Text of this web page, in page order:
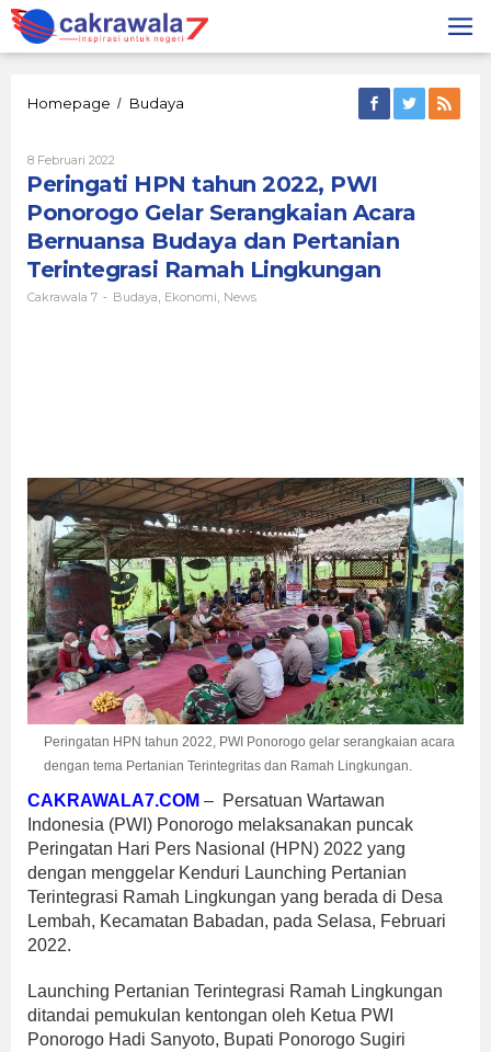
Lewati
ke
konten
Homepage / Budaya
PWI
Gelar
Serangkaian
Bernuansa
Budaya
8 Februari 2022
Cakrawala
7
Peringati HPN tahun 2022, PWI
Ponorogo Gelar Serangkaian Acara
Bernuansa Budaya dan Pertanian
Terintegrasi Ramah Lingkungan
Cakrawala 7 - Budaya Ekonomi News
Peringatan HPN tahun 2022, PWI Ponorogo gelar serangkaian acara
dengan tema Pertanian Terintegritas dan Ramah Lingkungan.
CAKRAWALA7.COM – Persatuan Wartawan
Indonesia (PWI) Ponorogo melaksanakan puncak
Peringatan Hari Pers Nasional (HPN) 2022 yang
dengan menggelar Kenduri Launching Pertanian
Terintegrasi Ramah Lingkungan yang berada di Desa
Lembah, Kecamatan Babadan, pada Selasa, Februari
2022.
Launching Pertanian Terintegrasi Ramah Lingkungan
ditandai pemukulan kentongan oleh Ketua PWI
Ponorogo Hadi Sanyoto, Bupati Ponorogo Sugiri